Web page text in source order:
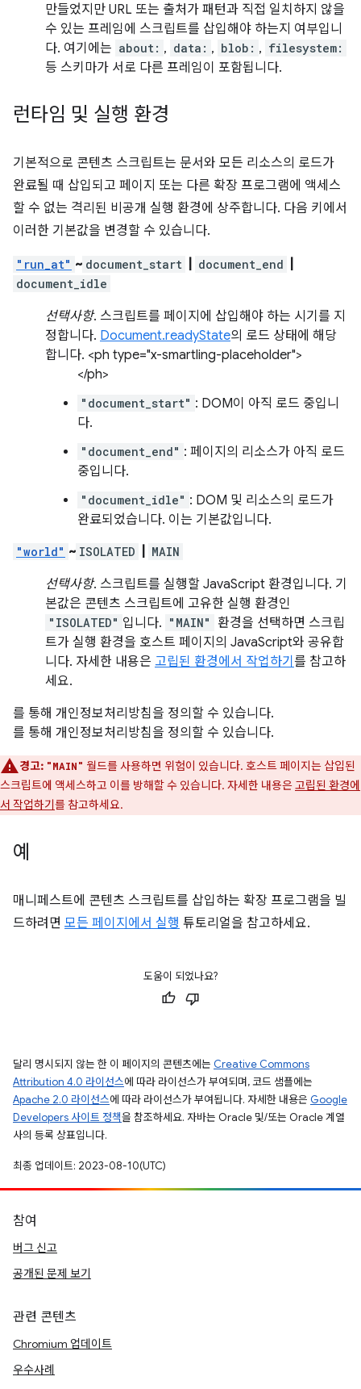
만들었지만 URL 또는 출처가 패턴과 직접 일치하지 않을
수 있는 프레임에 스크립트를 삽입해야 하는지 여부입니
다. 여기에는 about: , data: , blob: , filesystem:
등 스키마가 서로 다른 프레임이 포함됩니다.
런타임 및 실행 환경
기본적으로 콘텐츠 스크립트는 문서와 모든 리소스의 로드가
완료될 때 삽입되고 페이지 또는 다른 확장 프로그램에 액세스
할 수 없는 격리된 비공개 실행 환경에 상주합니다. 다음 키에서
이러한 기본값을 변경할 수 있습니다.
"run_at" ~ document_start document_end
document_idle
선택사항. 스크립트를 페이지에 삽입해야 하는 시기를 지
정합니다. Document.readyState의 로드 상태에 해당
합니다. <ph type="x-smartling-placeholder">
</ph>
"document_start" : DOM이 아직 로드 중입니
다.
"document_end" : 페이지의 리소스가 아직 로드
중입니다.
"document_idle" : DOM 및 리소스의 로드가
완료되었습니다. 이는 기본값입니다.
"world" ~ ISOLATED MAIN
선택사항. 스크립트를 실행할 JavaScript 환경입니다. 기
본값은 콘텐츠 스크립트에 고유한 실행 환경인
"ISOLATED" 입니다. "MAIN"
환경을 선택하면 스크립
트가 실행 환경을 호스트 페이지의 JavaScript와 공유합
니다. 자세한 내용은 고립된 환경에서 작업하기 를 참고하
세요.
를 통해 개인정보처리방침을 정의할 수 있습니다.
를 통해 개인정보처리방침을 정의할 수 있습니다.
경고: "MAIN" 월드를 사용하면 위험이 있습니다. 호스트 페이지는 삽입된
스크립트에 액세스하고 이를 방해할 수 있습니다. 자세한 내용은고립된 환경에
서 작업하기 를 참고하세요.
예
매니페스트에 콘텐츠 스크립트를 삽입하는 확장 프로그램을 빌
드하려면 모든 페이지에서 실행 튜토리얼을 참고하세요.
도움이 되었나요?
달리 명시되지 않는 한 이 페이지의 콘텐츠에는 Creative Commons
Attribution 4.0 라이선스에 따라 라이선스가 부여되며, 코드 샘플에는
Apache 2.0 라이선스에 따라 라이선스가 부여됩니다. 자세한 내용은 Google
Developers 사이트 정책을 참조하세요. 자바는 Oracle 및/또는 Oracle 계열
사의 등록 상표입니다.
최종 업데이트: 2023-08-10(UTC)
참여
버그 신고
공개된 문제 보기
관련 콘텐츠
Chromium 업데이트
우수사례